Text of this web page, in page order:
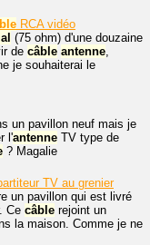
RCA vidéo
(75 ohm) d'une douzaine
de câble antenne,
je souhaiterai le
un pavillon neuf mais je
l'antenne TV type de
? Magalie
TV au grenier
un pavillon qui est livré
Ce câble rejoint un
la maison. Comme je ne